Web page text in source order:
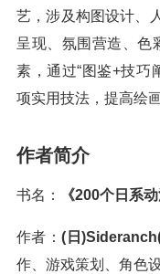
艺，涉及构图设计、
呈现、氛围营造、色
素，通过“图鉴+技巧
项实用技法，提高绘
作者简介
书名： 《200个日系
作者：(日
作、游戏策划、角色